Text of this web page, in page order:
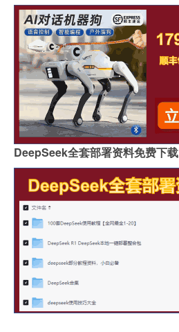
DeepSeek全套部署资料免费下载